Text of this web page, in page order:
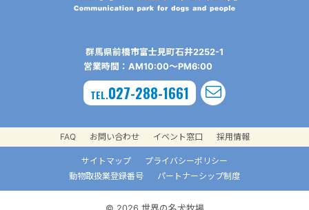
群⾺県前橋市富⼠⾒町⽯井2252-1
営業時間：AM10:00〜PM6:00
TEL.027-288-1661
FAQ お問い合わせ イベント窓口 採用情報
サイトマップ
プライバシーポリシー
動物取扱業登録番号
パートナーシップ制度